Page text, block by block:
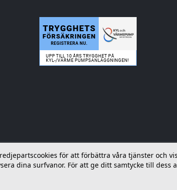
för att förbättra våra tjänster och
dina surfvanor. För att ge ditt samtycke till dess